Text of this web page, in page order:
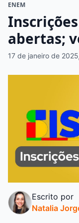
ENEM
abertas;
17 de janeiro de 2025
Escrito por
Natalia